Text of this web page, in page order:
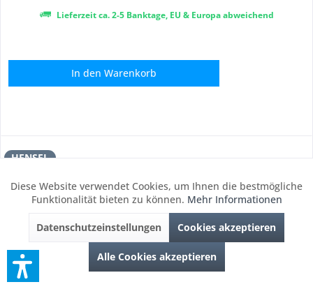
Lieferzeit ca. 2-5 Banktage, EU & Europa abweichend
In den Warenkorb
HENSEL
Funktionale Aktiv
Marketing Inaktiv
Tracking Inaktiv
Diese Website verwendet Cookies, um Ihnen die bestmögliche
Funktionalität bieten zu können. Mehr Informationen
Datenschutzeinstellungen Cookies akzeptieren
Alle Cookies akzeptieren